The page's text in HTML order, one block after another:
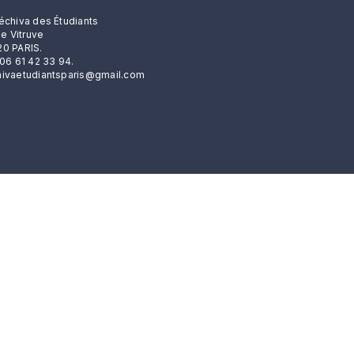
des Étudiants
Vitruve
PARIS.
61 42 33 94.